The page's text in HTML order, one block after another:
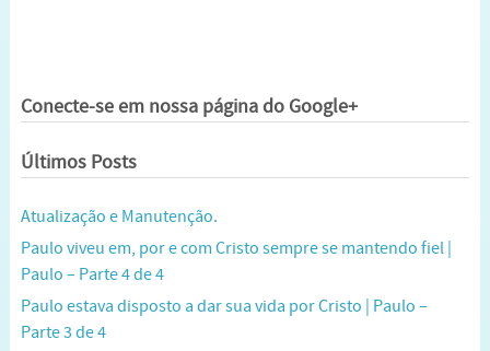
Conecte-se em nossa página do Google+
Últimos Posts
Atualização e Manutenção.
Paulo viveu em, por e com Cristo sempre se mantendo fiel |
Paulo – Parte 4 de 4
Paulo estava disposto a dar sua vida por Cristo | Paulo –
Parte 3 de 4